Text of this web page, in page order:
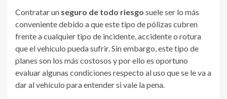
Contratar un seguro de todo riesgo suele ser lo más
conveniente debido a que este tipo de pólizas cubren
frente a cualquier tipo de incidente, accidente o rotura
que el vehículo pueda sufrir. Sin embargo, este tipo de
planes son los más costosos y por ello es oportuno
evaluar algunas condiciones respecto al uso que se le va a
dar al vehículo para entender si vale la pena.